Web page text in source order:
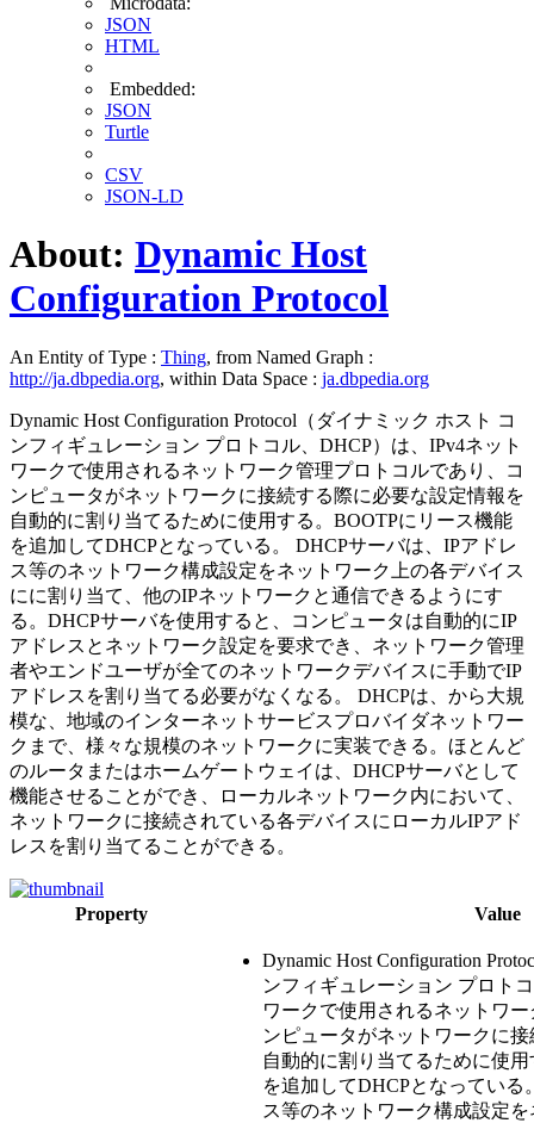
JSON
HTML
Embedded:
JSON
Turtle
CSV
JSON-LD
About: Dynamic Host
Configuration Protocol
An Entity of Type : Thing, from Named Graph :
http://ja.dbpedia.org, within Data Space : ja.dbpedia.org
Dynamic Host Configuration Protocol（ダイナミック ホスト コ
ンフィギュレーション プロトコル、DHCP）は、IPv4ネット
ワークで使用されるネットワーク管理プロトコルであり、コ
ンピュータがネットワークに接続する際に必要な設定情報を
自動的に割り当てるために使用する。BOOTPにリース機能
を追加してDHCPとなっている。 DHCPサーバは、IPアドレ
ス等のネットワーク構成設定をネットワーク上の各デバイス
にに割り当て、他のIPネットワークと通信できるようにす
る。DHCPサーバを使用すると、コンピュータは自動的にIP
アドレスとネットワーク設定を要求でき、ネットワーク管理
者やエンドユーザが全てのネットワークデバイスに手動でIP
アドレスを割り当てる必要がなくなる。 DHCPは、から大規
模な、地域のインターネットサービスプロバイダネットワー
クまで、様々な規模のネットワークに実装できる。ほとんど
のルータまたはホームゲートウェイは、DHCPサーバとして
機能させることができ、ローカルネットワーク内において、
ネットワークに接続されている各デバイスにローカルIPアド
レスを割り当てることができる。
Property Value
Dynamic Host Configuration
ンフィギュレーション プロト
ワークで使用されるネットワ
ンピュータがネットワークに
自動的に割り当てるために使
を追加してDHCPとなっている
ス等のネットワーク構成設定